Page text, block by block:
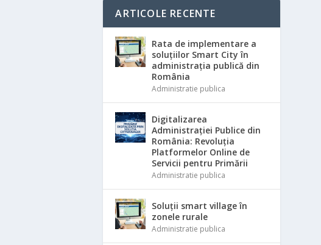
ARTICOLE RECENTE
Rata de implementare a
soluțiilor Smart City în
administrația publică din
România
Administratie publica
Digitalizarea
Administrației Publice din
România: Revoluția
Platformelor Online de
Servicii pentru Primării
Administratie publica
Soluții smart village în
zonele rurale
Administratie publica